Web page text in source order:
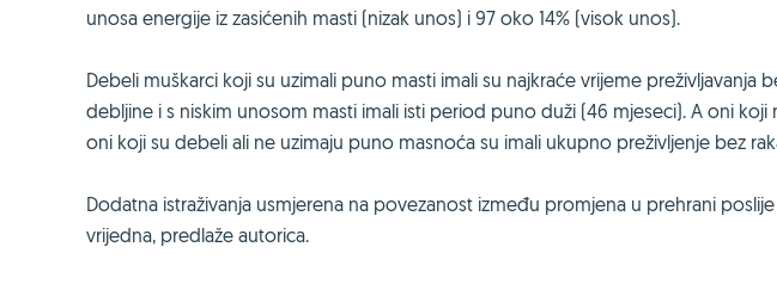
unosa energije iz zasićenih masti (nizak unos) i 97 oko 14% (visok unos).
Debeli muškarci koji su uzimali puno masti imali su najkraće vrijeme preživljavanja
debljine i s niskim unosom masti imali isti period puno duži (46 mjeseci). A oni
oni koji su debeli ali ne uzimaju puno masnoća su imali ukupno preživljenje bez
Dodatna istraživanja usmjerena na povezanost između promjena u prehrani
vrijedna, predlaže autorica.